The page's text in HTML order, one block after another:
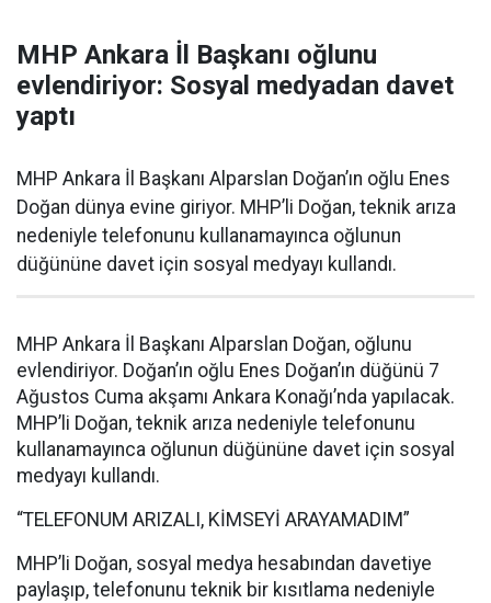
MHP Ankara İl Başkanı oğlunu
evlendiriyor: Sosyal medyadan davet
yaptı
MHP Ankara İl Başkanı Alparslan Doğan’ın oğlu Enes
Doğan dünya evine giriyor. MHP’li Doğan, teknik arıza
nedeniyle telefonunu kullanamayınca oğlunun
düğününe davet için sosyal medyayı kullandı.
MHP Ankara İl Başkanı Alparslan Doğan, oğlunu
evlendiriyor. Doğan’ın oğlu Enes Doğan’ın düğünü 7
Ağustos Cuma akşamı Ankara Konağı’nda yapılacak.
MHP’li Doğan, teknik arıza nedeniyle telefonunu
kullanamayınca oğlunun düğününe davet için sosyal
medyayı kullandı.
“TELEFONUM ARIZALI, KİMSEYİ ARAYAMADIM”
MHP’li Doğan, sosyal medya hesabından davetiye
paylaşıp, telefonunu teknik bir kısıtlama nedeniyle